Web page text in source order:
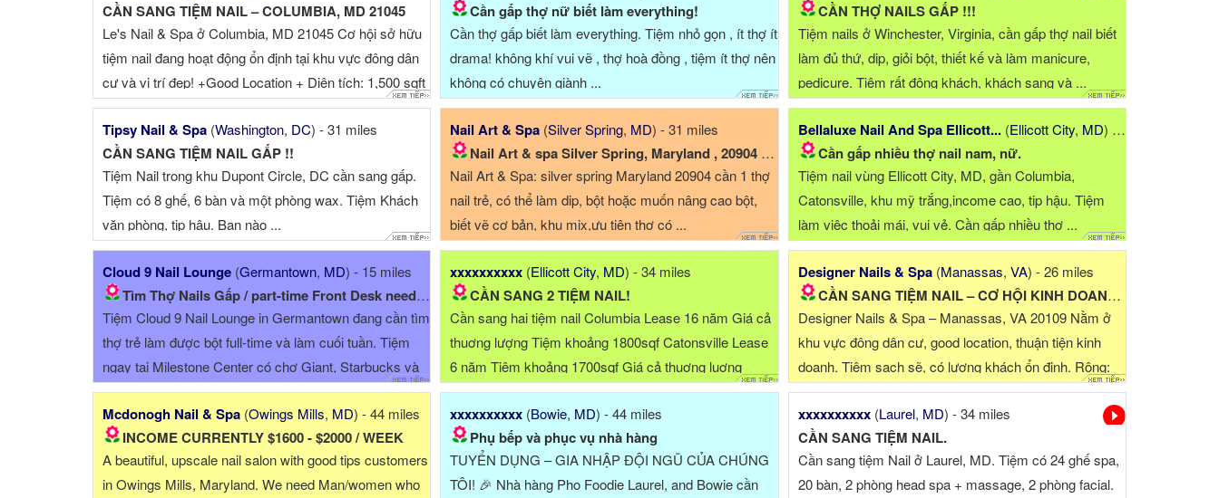
CẦN SANG TIỆM NAIL – COLUMBIA, MD 21045
Le's Nail & Spa ở Columbia, MD 21045 Cơ hội sở hữu
tiệm nail đang hoạt động ổn định tại khu vực đông dân
cư và vị trí đẹp! +Good Location + Diện tích: 1,500 sqft
+...
Cần gấp thợ nữ biết làm everything!
Cần thợ gấp biết làm everything. Tiệm nhỏ gọn , ít thợ ít
drama! không khí vui vẽ , thợ hoà đồng , tiệm ít thợ nên
không có chuyện giành ...
CẦN THỢ NAILS GẤP !!!
Tiệm nails ở Winchester, Virginia, cần gấp thợ nail biết
làm đủ thứ, dip, giỏi bột, thiết kế và làm manicure,
pedicure. Tiệm rất đông khách, khách sang và ...
Tipsy Nail & Spa (Washington, DC) - 31 miles
CẦN SANG TIỆM NAIL GẤP !!
Tiệm Nail trong khu Dupont Circle, DC cần sang gấp.
Tiệm có 8 ghế, 6 bàn và một phòng wax. Tiệm Khách
văn phòng, tip hậu. Bạn nào ...
Nail Art & Spa (Silver Spring, MD) - 31 miles
Nail Art & spa Silver Spring, Maryland , 20904 cần...
Nail Art & Spa: silver spring Maryland 20904 cần 1 thợ
nail trẻ, có thể làm dip, bột hoặc muốn nâng cao bột,
biết vẽ cơ bản, khu mix,ưu tiên thợ có ...
Bellaluxe Nail And Spa Ellicott... (Ellicott City, MD) - 38 miles
Cần gấp nhiều thợ nail nam, nữ.
Tiệm nail vùng Ellicott City, MD, gần Columbia,
Catonsville, khu mỹ trắng,income cao, tip hậu. Tiệm
làm việc thoải mái, vui vẻ. Cần gấp nhiều thợ ...
Cloud 9 Nail Lounge (Germantown, MD) - 15 miles
Tìm Thợ Nails Gấp / part-time Front Desk needed
Tiệm Cloud 9 Nail Lounge in Germantown đang cần tìm
thợ trẻ làm được bột full-time và làm cuối tuần. Tiệm
ngay tại Milestone Center có chợ Giant, Starbucks và
nhiề...
xxxxxxxxxx (Ellicott City, MD) - 34 miles
CẦN SANG 2 TIỆM NAIL!
Cần sang hai tiệm nail Columbia Lease 16 năm Giá cả
thuơng lượng Tiệm khoảng 1800sqf Catonsville Lease
6 năm Tiệm khoảng 1700sqf Giá cả thuơng luợng
Mong các ...
Designer Nails & Spa (Manassas, VA) - 26 miles
CẦN SANG TIỆM NAIL – CƠ HỘI KINH DOANH TỐT TẠI MANASSAS,...
Designer Nails & Spa – Manassas, VA 20109 Nằm ở
khu vực đông dân cư, good location, thuận tiện kinh
doanh. Tiệm sạch sẽ, có lượng khách ổn định. Rộng:
1,100 sqft. Tiệm có: +8 ...
Mcdonogh Nail & Spa (Owings Mills, MD) - 44 miles
INCOME CURRENTLY $1600 - $2000 / WEEK
A beautiful, upscale nail salon with good tips customers
in Owings Mills, Maryland. We need Man/women who
xxxxxxxxxx (Bowie, MD) - 44 miles
Phụ bếp và phục vụ nhà hàng
TUYỂN DỤNG – GIA NHẬP ĐỘI NGŨ CỦA CHÚNG
TÔI! 🎉 Nhà hàng Pho Foodie Laurel, and Bowie cần
xxxxxxxxxx (Laurel, MD) - 34 miles
CẦN SANG TIỆM NAIL.
Cần sang tiệm Nail ở Laurel, MD. Tiệm có 24 ghế spa,
20 bàn, 2 phòng head spa + massage, 2 phòng facial.